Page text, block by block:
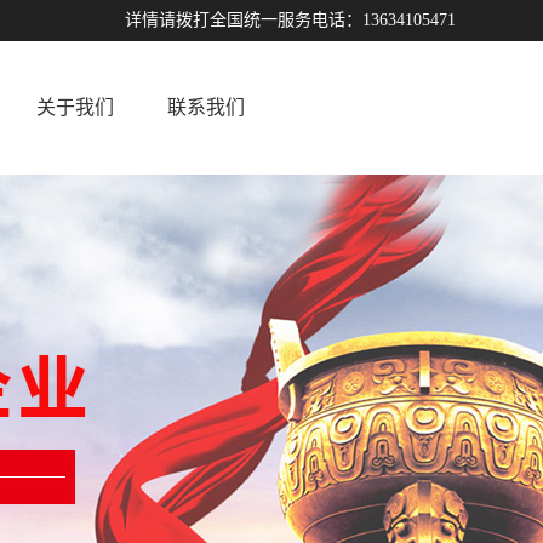
详情请拨打全国统一服务电话：13634105471
关于我们 联系我们